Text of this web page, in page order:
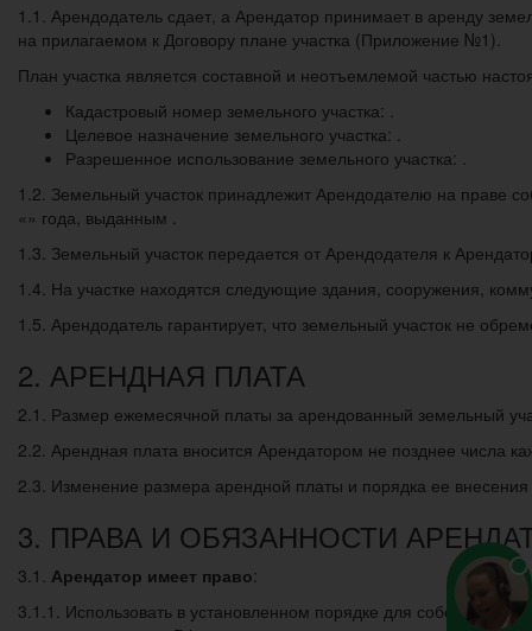
1.1. Арендодатель сдает, а Арендатор принимает в аренду
на прилагаемом к Договору плане участка (Приложение №1).
План участка является составной и неотъемлемой частью
Кадастровый номер земельного участка: .
Целевое назначение земельного участка: .
Разрешенное использование земельного участка: .
1.2. Земельный участок принадлежит Арендодателю на праве
«» года, выданным .
1.3. Земельный участок передается от Арендодателя к
1.4. На участке находятся следующие здания, сооружения,
1.5. Арендодатель гарантирует, что земельный участок не
2. АРЕНДНАЯ ПЛАТА
2.1. Размер ежемесячной платы за арендованный земельный
2.2. Арендная плата вносится Арендатором не позднее числа
2.3. Изменение размера арендной платы и порядка ее
3. ПРАВА И ОБЯЗАННОСТИ
3.1. Арендатор имеет право:
3.1.1. Использовать в установленном порядке для